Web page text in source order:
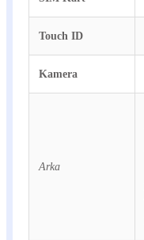
Touch ID
Kamera
Arka